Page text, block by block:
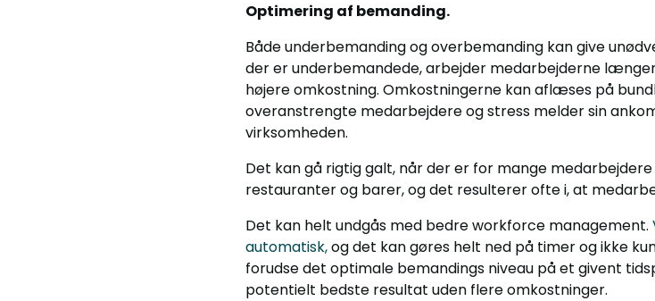
Optimering af bemanding.
Både underbemanding og overbemanding kan give
der er underbemandede, arbejder medarbejderne
højere omkostning. Omkostningerne kan aflæses på
overanstrengte medarbejdere og stress melder sin
virksomheden.
Det kan gå rigtig galt, når der er for mange
restauranter og barer, og det resulterer ofte i, at
Det kan helt undgås med bedre workforce management.
automatisk,og det kan gøres helt ned på timer og ikke
forudse det optimale bemandings niveau på et givent
potentielt bedste resultat uden flere omkostninger.